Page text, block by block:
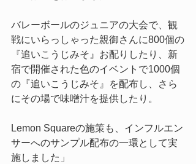
バレーボールのジュニアの大会で、観
戦にいらっしゃった親御さんに800個の
『追いこうじみそ』お配りしたり、新
宿で開催された色のイベントで1000個
の『追いこうじみそ』を配布し、さら
にその場で味噌汁を提供したり。
Lemon Squareの施策も、インフルエン
サーへのサンプル配布の一環として実
施しました」